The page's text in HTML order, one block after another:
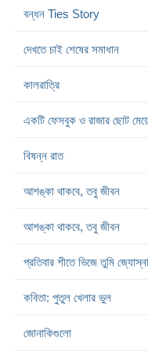
বন্ধন Ties Story
দেখতে চাই শেষের সমাধান
কালরাত্রি
একটি ফেসবুক ও রাজার ছোট
বিষন্ন রাত
আশঙ্কা থাকবে, তবু জীবন
আশঙ্কা থাকবে, তবু জীবন
প্রতিবার শীতে ভিজে তুমি
কবিতা: পুতুল খেলার ভুল
জোনাকিগুলো